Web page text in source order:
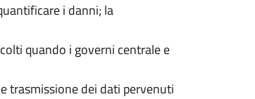
i danni; la
quando i governi centrale e
trasmissione dei dati pervenuti